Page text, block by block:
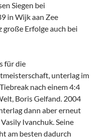
Siegen bei
in Wijk aan Zee
große Erfolge auch bei
für die
unterlag im
nach einem 4:4
Boris Gelfand. 2004
dann aber erneut
Ivanchuk. Seine
am besten dadurch